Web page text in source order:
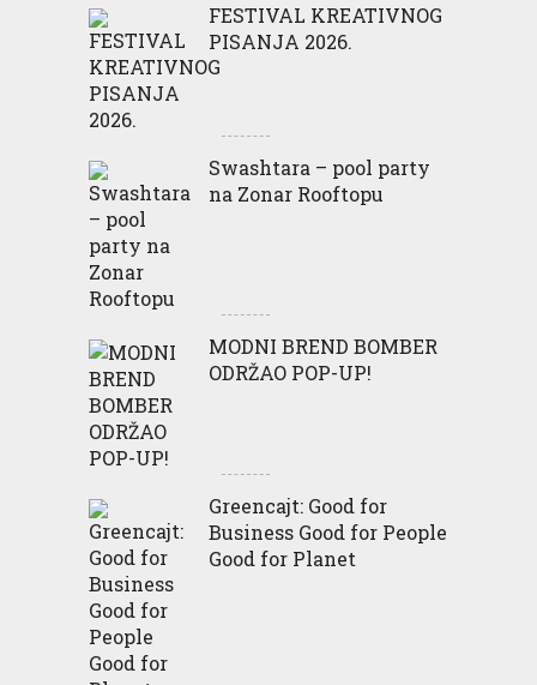
FESTIVAL KREATIVNOG
PISANJA 2026.
Swashtara – pool party
na Zonar Rooftopu
MODNI BREND BOMBER
ODRŽAO POP-UP!
Greencajt: Good for
Business Good for People
Good for Planet